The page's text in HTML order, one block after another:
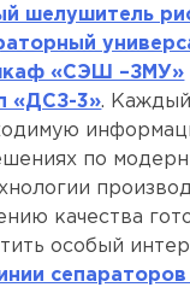
шелушитель
«СЭШ –ЗМУ»
«ДСЗ-3».
по
качества
особый